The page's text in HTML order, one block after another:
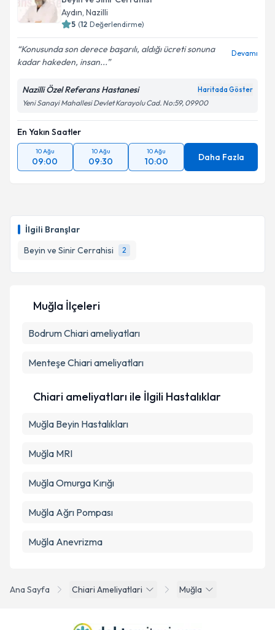
İlgili Branşlar
Beyin ve Sinir Cerrahisi
2
E-posta Adresiniz
Kişisel verilerimin işlenmesine ilişkin
kapsamda işlenmesini kabul ediyorum.
Aydın, Nazilli
5 (12 Değerlendirme)
Konusunda son derece başarılı, aldığı ücreti sonuna
kadar hakeden, insan...
Devamı
Nazilli Özel Referans Hastanesi Haritada Göster
Yeni Sanayi Mahallesi Devlet Karayolu Cad. No:59, 09900
En Yakın Saatler
10 Ağu
09:00
10 Ağu
09:30
10 Ağu
10:00 Daha Fazla
Ana Sayfa Chiari Ameliyatlari Muğla
Muğla İlçeleri
BodrumChiari ameliyatları
Menteşe Chiari ameliyatları
Chiari ameliyatları ile İlgili Hastalıklar
Muğla Beyin Hastalıkları
Muğla MRI
Muğla Omurga Kırığı
Muğla Ağrı Pompası
Muğla Anevrizma